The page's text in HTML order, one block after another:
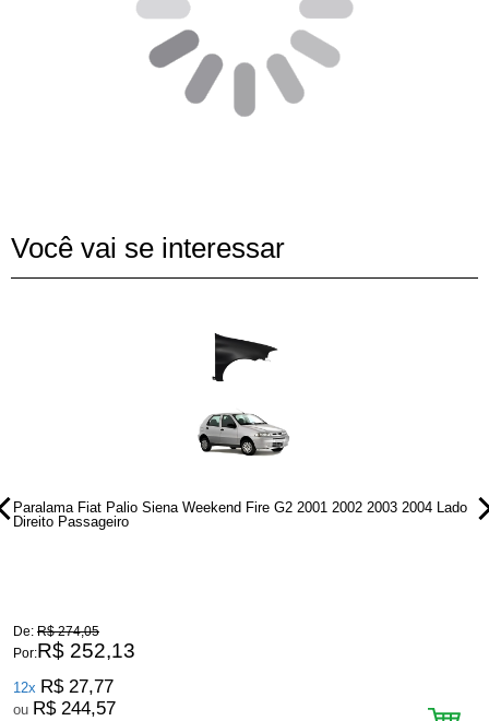
Você vai se interessar
Paralama Fiat Palio Siena Weekend Fire G2 2001 2002 2003 2004 Lado
Direito Passageiro
De: R$ 274,05
Por:R$ 252,13
12x R$ 27,77
ou R$ 244,57